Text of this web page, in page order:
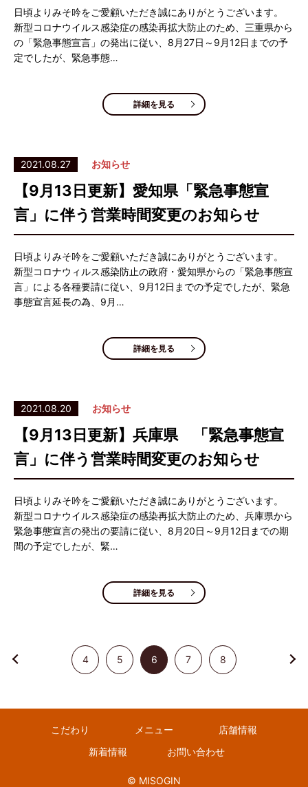
日頃よりみそ吟をご愛顧いただき誠にありがとうございます。
新型コロナウイルス感染症の感染再拡大防止のため、三重県から
の「緊急事態宣言」の発出に従い、8月27日～9月12日までの予
定でしたが、緊急事態…
詳細を見る
2021.08.27 お知らせ
【9月13日更新】愛知県「緊急事態宣
言」に伴う営業時間変更のお知らせ
日頃よりみそ吟をご愛顧いただき誠にありがとうございます。
新型コロナウィルス感染防止の政府・愛知県からの「緊急事態宣
言」による各種要請に従い、9月12日までの予定でしたが、緊急
事態宣言延長の為、9月…
詳細を見る
2021.08.20 お知らせ
【9月13日更新】兵庫県 「緊急事態宣
言」に伴う営業時間変更のお知らせ
日頃よりみそ吟をご愛顧いただき誠にありがとうございます。
新型コロナウイルス感染症の感染再拡大防止のため、兵庫県から
緊急事態宣言の発出の要請に従い、8月20日～9月12日までの期
間の予定でしたが、緊…
詳細を見る
4 5 6 7 8
こだわり メニュー
店舗情報
新着情報
お問い合わせ
© MISOGIN